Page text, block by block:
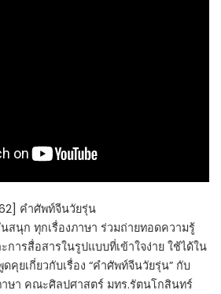
คำศัพท์จีนวัยรุ่น
นุก ทุกเรื่องภาษา ร่วมถ่ายทอดความรู้
การสื่อสารในรูปแบบที่เข้าใจง่าย ใช้ได้ใน
คุยเกี่ยวกับเรื่อง “คำศัพท์จีนวัยรุ่น” กับ
ษา คณะศิลปศาสตร์ มทร.รัตนโกสินทร์